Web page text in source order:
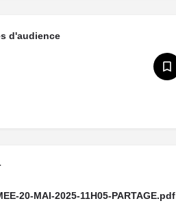
d'audience
20-MAI-2025-11H05-PARTAGE.pdf